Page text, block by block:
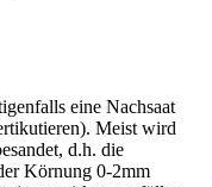
eine Nachsaat
Meist wird
d.h. die
Körnung 0-2mm